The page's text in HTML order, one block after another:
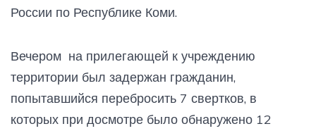
России по Республике Коми.
Вечером на прилегающей к учреждению
территории был задержан гражданин,
попытавшийся перебросить 7 свертков, в
которых при досмотре было обнаружено 12